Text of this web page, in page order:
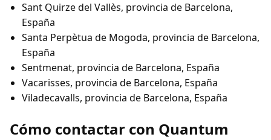
Sant Quirze del Vallès, provincia de Barcelona,
España
Santa Perpètua de Mogoda, provincia de Barcelona,
España
Sentmenat, provincia de Barcelona, España
Vacarisses, provincia de Barcelona, España
Viladecavalls, provincia de Barcelona, España
Cómo contactar con Quantum